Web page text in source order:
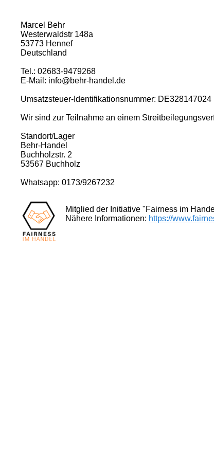
Marcel Behr
Westerwaldstr 148a
53773 Hennef
Deutschland
Tel.: 02683-9479268
E-Mail: info@behr-handel.de
Umsatzsteuer-Identifikationsnummer: DE328147024
Wir sind zur Teilnahme an einem
Standort/Lager
Behr-Handel
Buchholzstr. 2
53567 Buchholz
Whatsapp: 0173/9267232
Mitglied der Initiative "Fairness im
Nähere Informationen: https://